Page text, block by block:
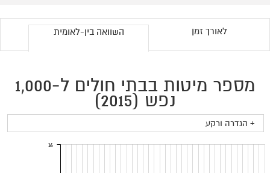
לאורך זמן השוואה בין-לאומית
מספר מיטות בבתי חולים ל-1,000
נפש (2015)
+ הגדרה ורקע
16